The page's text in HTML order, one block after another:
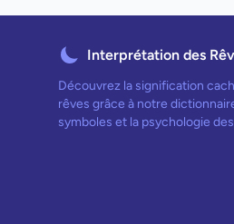
Interprétation des
Découvrez la signification
rêves grâce à notre
symboles et la psychologie